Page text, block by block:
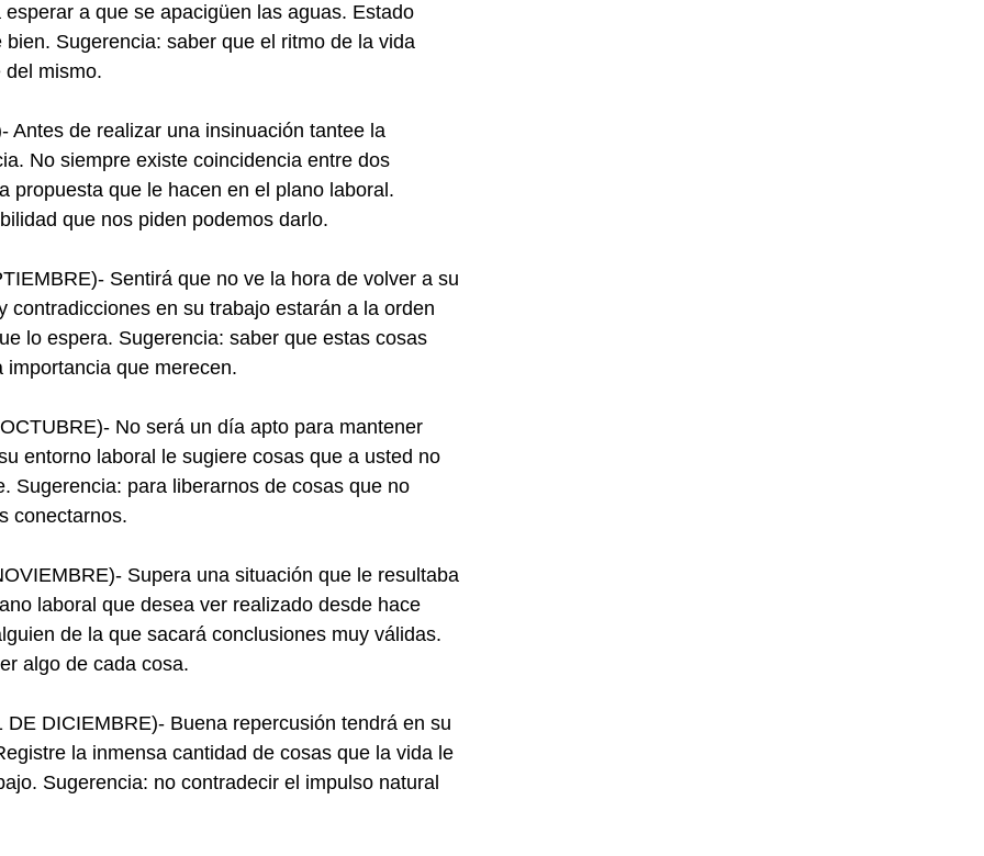
a que se apacigüen las aguas. Estado
Sugerencia: saber que el ritmo de la vida
del mismo.
Antes de realizar una insinuación tantee la
No siempre existe coincidencia entre dos
propuesta que le hacen en el plano laboral.
que nos piden podemos darlo.
Sentirá que no ve la hora de volver a su
contradicciones en su trabajo estarán a la orden
lo espera. Sugerencia: saber que estas cosas
que merecen.
No será un día apto para mantener
entorno laboral le sugiere cosas que a usted no
Sugerencia: para liberarnos de cosas que no
conectarnos.
Supera una situación que le resultaba
laboral que desea ver realizado desde hace
de la que sacará conclusiones muy válidas.
algo de cada cosa.
DICIEMBRE)- Buena repercusión tendrá en su
la inmensa cantidad de cosas que la vida le
Sugerencia: no contradecir el impulso natural